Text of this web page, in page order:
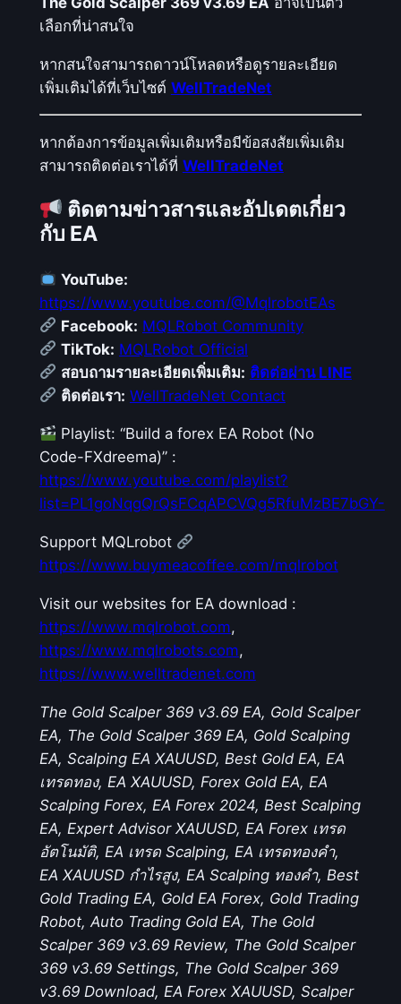
เลือกที่น่าสนใจ
หากสนใจสามารถดาวน์โหลดหรือดูรายละเอียด
เพิ่มเติมได้ที่เว็บไซต์ WellTradeNet
หากต้องการข้อมูลเพิ่มเติมหรือมีข้อสงสัยเพิ่มเติม
สามารถติดต่อเราได้ที่ WellTradeNet
ติดตามข่าวสารและอัปเดตเกี่ยว
กับ EA
YouTube:
https://www.youtube.com/@MqlrobotEAs
Facebook: MQLRobot Community
TikTok: MQLRobot Official
สอบถามรายละเอียดเพิ่มเติม: ติดต่อผ่าน LINE
ติดต่อเรา: WellTradeNet Contact
Playlist: “Build a forex EA Robot (No
Code-FXdreema)” :
https://www.youtube.com/playlist?
list=PL1goNqgQrQsFCqAPCVQg5RfuMzBE7bGY-
Support MQLrobot
https://www.buymeacoffee.com/mqlrobot
Visit our websites for EA download :
https://www.mqlrobot.com,
https://www.mqlrobots.com,
https://www.welltradenet.com
The Gold Scalper 369 v3.69 EA, Gold Scalper
EA, The Gold Scalper 369 EA, Gold Scalping
EA, Scalping EA XAUUSD, Best Gold EA, EA
เทรดทอง, EA XAUUSD, Forex Gold EA, EA
Scalping Forex, EA Forex 2024, Best Scalping
EA, Expert Advisor XAUUSD, EA Forex เทรด
อัตโนมัติ, EA เทรด Scalping, EA เทรดทองคำ,
EA XAUUSD กำไรสูง, EA Scalping ทองคำ, Best
Gold Trading EA, Gold EA Forex, Gold Trading
Robot, Auto Trading Gold EA, The Gold
Scalper 369 v3.69 Review, The Gold Scalper
369 v3.69 Settings, The Gold Scalper 369
v3.69 Download, EA Forex XAUUSD, Scalper